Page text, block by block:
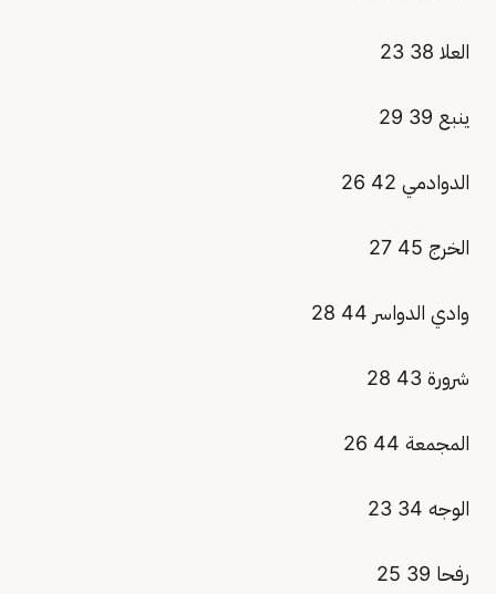
العلا 38 23
ينبع 39 29
الدوادمي 42 26
الخرج 45 27
وادي الدواسر 44 28
شرورة 43 28
المجمعة 44 26
الوجه 34 23
رفحا 39 25